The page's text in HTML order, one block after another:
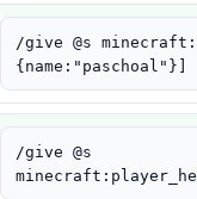
/give @s
{name:"paschoal"}]
/give @s